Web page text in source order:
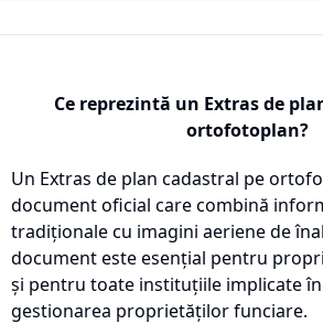
Ce reprezintă un Extras de
ortofotoplan?
Un Extras de plan cadastral pe
document oficial care combină
tradiționale cu imagini aeriene de
document este esențial pentru
și pentru toate instituțiile implicate
gestionarea proprietăților funciare.